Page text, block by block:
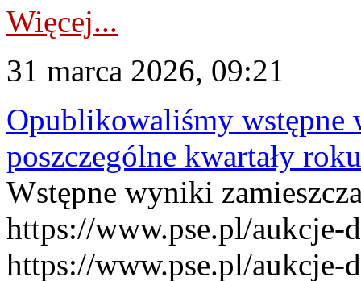
Więcej...
31 marca 2026, 09:21
Opublikowaliśmy
poszczególne kwartały
Wstępne wyniki
https://www.pse.pl/aukcje-
https://www.pse.pl/aukcje-